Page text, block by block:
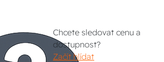
Chcete sledovat cenu a
dostupnost?
Začít hlídat